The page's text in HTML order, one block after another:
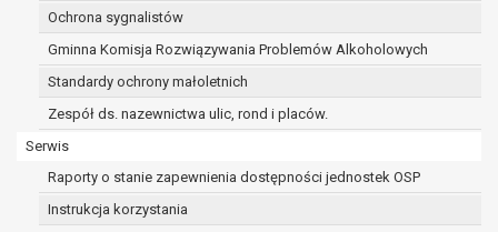
Ochrona sygnalistów
Gminna Komisja Rozwiązywania Problemów Alkoholowych
Standardy ochrony małoletnich
Zespół ds. nazewnictwa ulic, rond i placów.
Serwis
Raporty o stanie zapewnienia dostępności jednostek OSP
Instrukcja korzystania
przetwarzanie danych jest niezgodne
z prawem, a osoba, której dane
dotyczą, sprzeciwia się usunięciu
danych, żądając w zamian ich
ograniczenia,
której dane dotyczą, potrzebuje ich do
ustalenia, obrony lub dochodzenia